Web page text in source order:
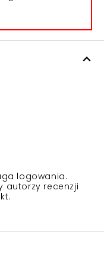
logowania.
autorzy recenzji